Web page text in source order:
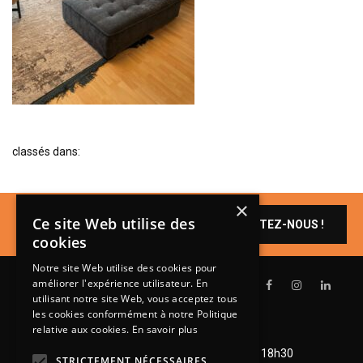
BIBLIOTHÈQUE
TABLE BASSE
FAUTEUILS
CANAPÉS
CHAISES
LITERIE
MATELAS
LITS RELEVABLES
classés dans:
Un produit vous
intéresse ?
CONTACTEZ-NOUS !
Lundi de 14h à 18h30
Mardi à vendredi de 9h à 12h et de 14h à 18h30
×
Ce site Web utilise des
cookies
Notre site Web utilise des cookies pour
améliorer l'expérience utilisateur. En
utilisant notre site Web, vous acceptez tous
les cookies conformément à notre Politique
relative aux cookies. En savoir plus